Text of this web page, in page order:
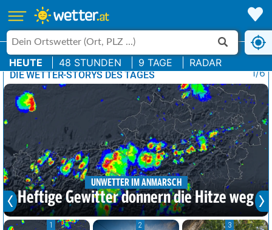
HEUTE 48 STUNDEN 9 TAGE RADAR
DIE WETTER-STORYS DES TAGES
UNWETTER IM ANMARSCH
Heftige Gewitter donnern die Hitze weg
1 2 3
1/6